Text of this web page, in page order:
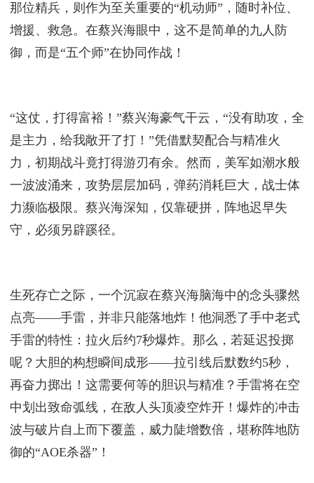
那位精兵，则作为至关重要的“机动师”，随时补位、
增援、救急。在蔡兴海眼中，这不是简单的九人防
御，而是“五个师”在协同作战！
“这仗，打得富裕！”蔡兴海豪气干云，“没有助攻，全
是主力，给我敞开了打！”凭借默契配合与精准火
力，初期战斗竟打得游刃有余。然而，美军如潮水般
一波波涌来，攻势层层加码，弹药消耗巨大，战士体
力濒临极限。蔡兴海深知，仅靠硬拼，阵地迟早失
守，必须另辟蹊径。
生死存亡之际，一个沉寂在蔡兴海脑海中的念头骤然
点亮——手雷，并非只能落地炸！他洞悉了手中老式
手雷的特性：拉火后约7秒爆炸。那么，若延迟投掷
呢？大胆的构想瞬间成形——拉引线后默数约5秒，
再奋力掷出！这需要何等的胆识与精准？手雷将在空
中划出致命弧线，在敌人头顶凌空炸开！爆炸的冲击
波与破片自上而下覆盖，威力陡增数倍，堪称阵地防
御的“AOE杀器”！